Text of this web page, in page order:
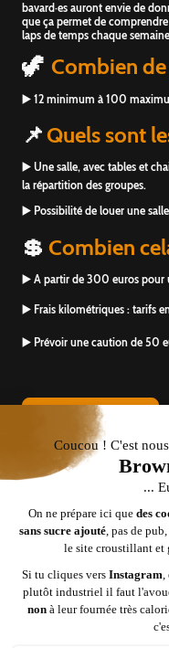
bavard·es auront envie de
que ça permet de
laps de temps chaque
🦖 Combien
▶️ 12 minimum à 100
📌Quels sont
▶️ Une salle, avec tables et
la répartition des groupes.
▶️ Possibilité de louer une
💲 Combien
▶️ A partir de 300 euros pour
▶️ Frais kilométriques : tarifs
▶️ Prévoir une caution de 50
UN DEVIS ? CLIQUEZ ICI
©Droits d'auteur. Tous droits